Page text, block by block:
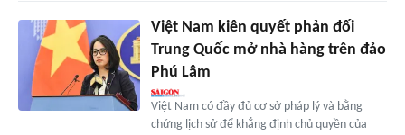
Việt Nam kiên quyết phản đối
Trung Quốc mở nhà hàng trên đảo
Phú Lâm
Việt Nam có đầy đủ cơ sở pháp lý và bằng
chứng lịch sử để khẳng định chủ quyền của